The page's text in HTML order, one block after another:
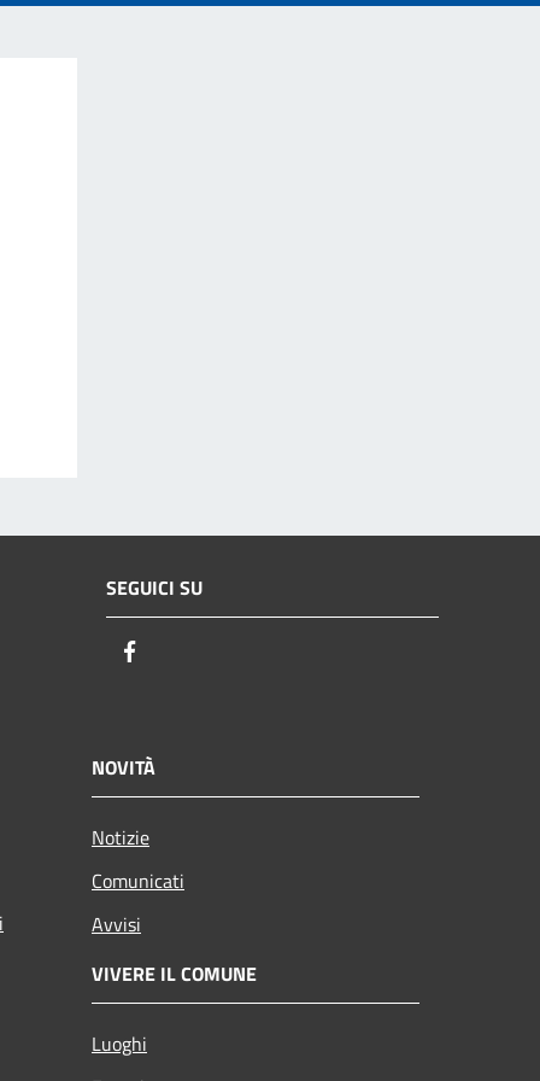
SEGUICI SU
NOVITÀ
Notizie
Comunicati
Avvisi
VIVERE IL COMUNE
Luoghi